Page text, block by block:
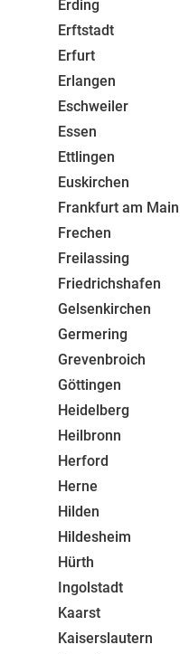
Erding
Erftstadt
Erfurt
Erlangen
Eschweiler
Essen
Ettlingen
Euskirchen
Frankfurt am Main
Frechen
Freilassing
Friedrichshafen
Gelsenkirchen
Germering
Grevenbroich
Göttingen
Heidelberg
Heilbronn
Herford
Herne
Hilden
Hildesheim
Hürth
Ingolstadt
Kaarst
Kaiserslautern